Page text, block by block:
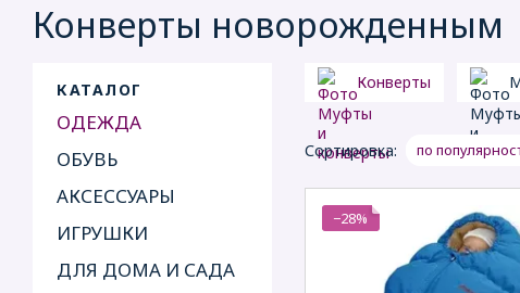
Конверты новорожденным
Конверты
Сортировка: по
−28%
КАТАЛОГ
ОДЕЖДА
ОБУВЬ
АКСЕССУАРЫ
ИГРУШКИ
ДЛЯ ДОМА И САДА